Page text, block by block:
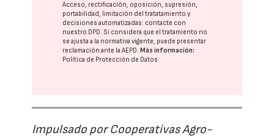
Acceso, rectificación, oposición, supresión,
portabilidad, limitación del tratatamiento y
decisiones automatizadas: contacte con
nuestro DPD. Si considera que el tratamiento no
se ajusta a la normativa vigente, puede presentar
reclamación ante laAEPD. Más información:
Política de Protección de Datos
Impulsado por Cooperativas Agro-